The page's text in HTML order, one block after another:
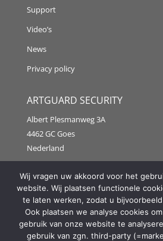
Support
Video’s
News
Privacy policy
ARTGUARD SECURITY
Albert Plesmanweg 3A
4462 GC Goes
Nederland
Tel: +31 (0) 113 313151
E-mail:info@artguardsecurity.eu
Wij vragen uw akkoord voor het
website. Wij plaatsen functionele
te laten werken, zodat u
Ook plaatsen we analyse cookies
gebruik van onze website te
gebruik van zgn. third-party